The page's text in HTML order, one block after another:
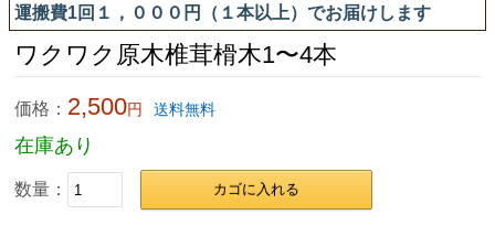
運搬費1回１，０００円（１本以上）でお届けします
ワクワク原木椎茸榾木1〜4本
価格： 2,500円 送料無料
在庫あり
数量： カゴに入れる